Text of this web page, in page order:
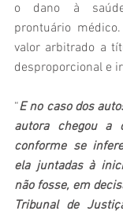
o dano à
prontuário
valor arbitrado a
desproporcional e
“E no caso dos
autora chegou a
conforme se
ela juntadas à
não fosse, em
Tribunal de